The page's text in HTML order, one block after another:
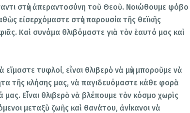
στὴν ἀπεραντοσύνη τοῦ Θεοῦ. Νοιώθουμε φόβο
εἰσερχόμαστε στὴν παρουσία τῆς θεϊκῆς
Καὶ συνάμα θλιβόμαστε γιὰ τὸν ἑαυτό μας καὶ
εἴμαστε τυφλοί, εἶναι θλιβερὸ νὰ μὴν μποροῦμε νὰ
τῆς κλήσης μας, νὰ παγιδευόμαστε κάθε φορὰ
μας. Εἶναι θλιβερὸ νὰ βλέπουμε τὸν κόσμο χωρὶς
μεταξὺ ζωῆς καὶ θανάτου, ἀνίκανοι νὰ